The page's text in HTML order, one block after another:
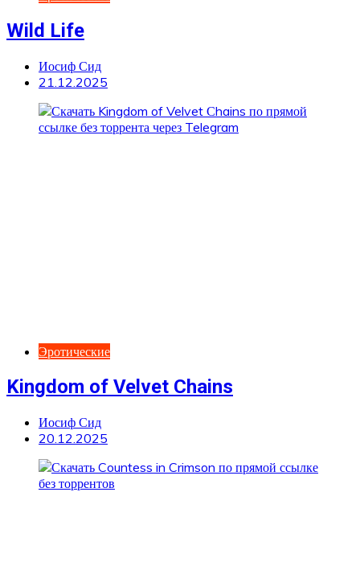
Wild Life
Иосиф Сид
21.12.2025
Эротические
Kingdom of Velvet Сhains
Иосиф Сид
20.12.2025